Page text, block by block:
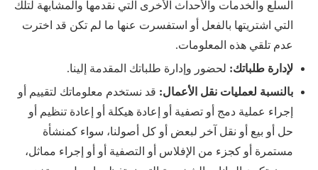
السلع والخدمات والأحداث الأخرى التي نقدمها والمشابهة لتلك
التي اشتريتها بالفعل أو استفسرت عنها ما لم تكن قد اخترت
عدم تلقي هذه المعلومات.
لإدارة طلباتك: لحضور وإدارة طلباتك المقدمة إلينا.
بالنسبة لعمليات نقل الأعمال: قد نستخدم معلوماتك لتقييم أو
إجراء عملية دمج أو تصفية أو إعادة هيكلة أو إعادة تنظيم أو
حل أو بيع أو نقل آخر لبعض أو كل أصولنا، سواء كمنشأة
مستمرة أو كجزء من الإفلاس أو التصفية أو أو إجراء مماثل،